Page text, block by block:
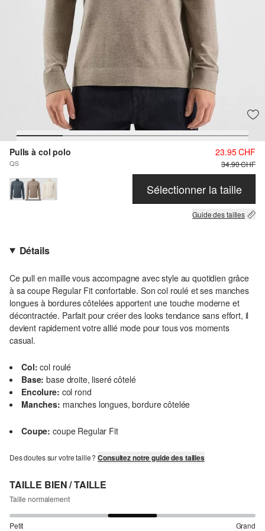
Pulls à col polo
QS
23.95 CHF
34.90 CHF
Sélectionner la taille
Guide des tailles
Détails
Ce pull en maille vous accompagne avec style au quotidien grâce
à sa coupe Regular Fit confortable. Son col roulé et ses manches
longues à bordures côtelées apportent une touche moderne et
décontractée. Parfait pour créer des looks tendance sans effort, il
devient rapidement votre allié mode pour tous vos moments
casual.
Col: col roulé
Base: base droite, liseré côtelé
Encolure: col rond
Manches: manches longues, bordure côtelée
Coupe: coupe Regular Fit
Des doutes sur votre taille ?Consultez notre guide des tailles
TAILLE BIEN / TAILLE
Taille normalement
Petit Grand